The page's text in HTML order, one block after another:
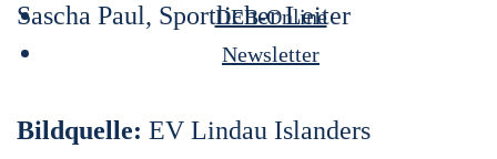
DEB-Online
Newsletter
Sascha Paul, Sportlicher Leiter
Bildquelle: EV Lindau Islanders